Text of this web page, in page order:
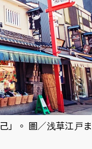
」。 圖／浅草江戸ま